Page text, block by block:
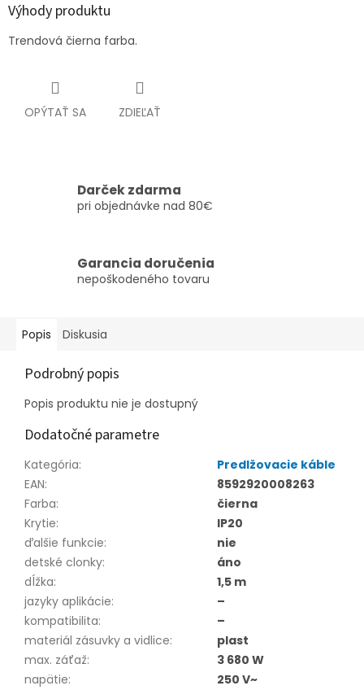
Výhody produktu
Trendová čierna farba.
OPÝTAŤ SA ZDIEĽAŤ
Darček zdarma
pri objednávke nad 80€
Garancia doručenia
nepoškodeného tovaru
Popis Diskusia
Podrobný popis
Popis produktu nie je dostupný
Dodatočné parametre
Kategória:
Predlžovacie káble
EAN:
8592920008263
Farba:
čierna
Krytie:
IP20
ďalšie funkcie:
nie
detské clonky:
áno
dĺžka:
1,5 m
jazyky aplikácie:
–
kompatibilita:
–
materiál zásuvky a vidlice:
plast
max. záťaž:
3 680 W
napätie:
250 V~